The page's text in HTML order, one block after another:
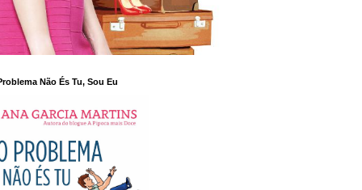
Não És Tu, Sou Eu